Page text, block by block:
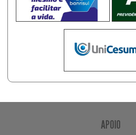
APOIO